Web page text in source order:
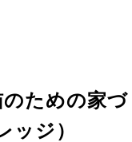
－
ための家
ッジ）